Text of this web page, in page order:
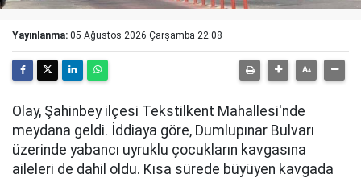
Yayınlanma: 05 Ağustos 2026 Çarşamba 22:08
Olay, Şahinbey ilçesi Tekstilkent Mahallesi'nde
meydana geldi. İddiaya göre, Dumlupınar Bulvarı
üzerinde yabancı uyruklu çocukların kavgasına
aileleri de dahil oldu. Kısa sürede büyüyen kavgada